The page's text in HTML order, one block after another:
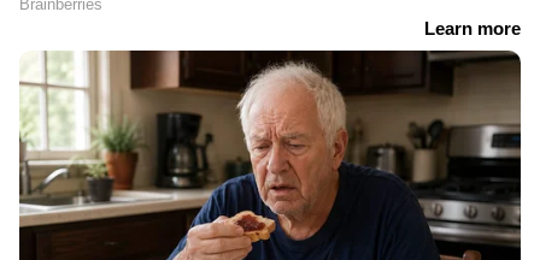
മകനെ മാധ്യമങ്ങളിലൂടെ അവഹേളിച്ചെന്നും
ഇല്ലാത്ത കാര്യങ്ങൾ പറഞ്ഞ്
അപമാനിച്ചുവെന്നും പ്രതിഭ ചൂണ്ടിക്കാട്ടുന്നു.
നിയമനടപടിക്ക് അനുമതി നൽകണമെന്ന് ജില്ലാ
കമ്മറ്റിയിൽ യു പ്രതിഭ ആവശ്യപ്പെട്ടു. അതേ
സമയം പ്രതിഭയുടെ ആവശ്യത്തിന് ജില്ലാ
നേതൃത്വം അനുമതി നൽകിയിട്ടില്ല. പ്രതിഭയ്ക്ക്